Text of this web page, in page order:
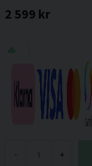
2 599 kr
- +